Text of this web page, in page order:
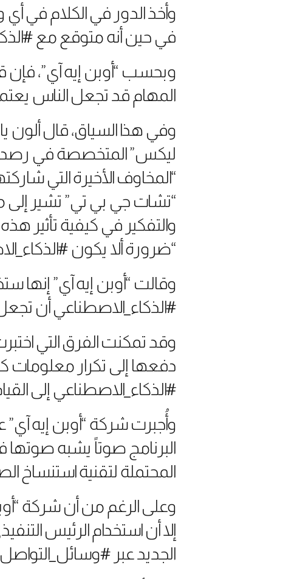
وأخذ الدور في الكلام في
في حين أنه متوقع مع
وبحسب “أوبن إيه آي”، فإن
المهام قد تجعل الناس
وفي هذا السياق، قال
ليكس” المتخصصة في رصد
“المخاوف الأخيرة التي
“تشات جي بي تي” تشير إلى
والتفكير في كيفية تأثير
“ضرورة ألا يكون
وقالت “أوبن إيه آي”
#الذكاء_الاصطناعي أن
دفعها إلى تكرار معلومات
#الذكاء_الاصطناعي إلى
وأُجبرت شركة “أوبن إيه
البرنامج صوتاً يشبه
المحتملة لتقنية استنساخ
وعلى الرغم من أن شركة
الجديد عبر